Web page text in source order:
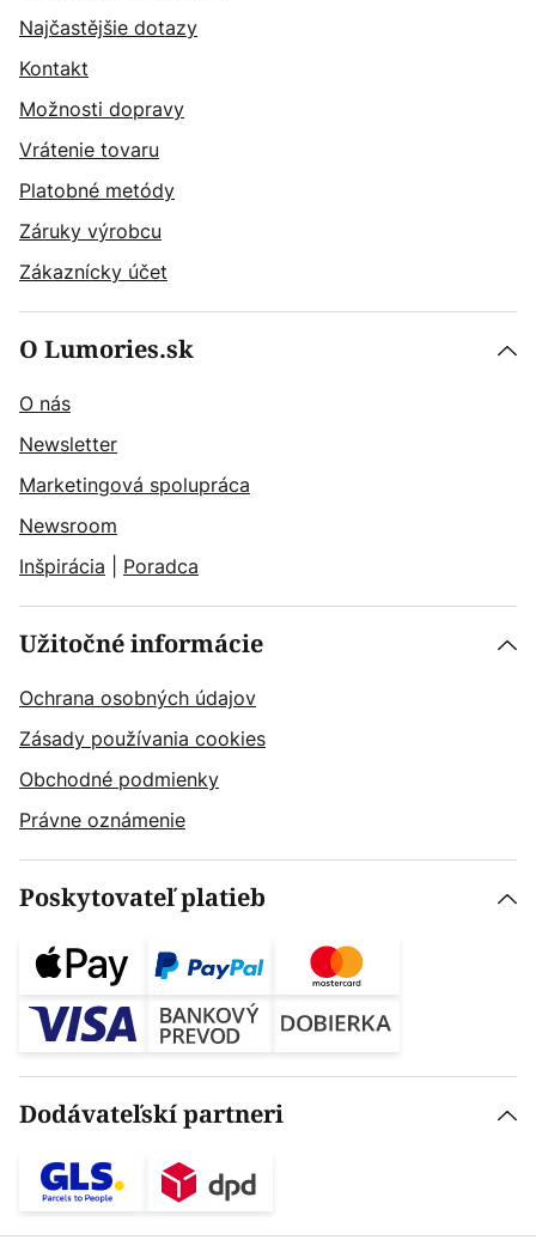
Najčastějšie dotazy
Kontakt
Možnosti dopravy
Vrátenie tovaru
Platobné metódy
Záruky výrobcu
Zákaznícky účet
O Lumories.sk
O nás
Newsletter
Marketingová spolupráca
Newsroom
Inšpirácia
Poradca
Užitočné informácie
Ochrana osobných údajov
Zásady používania cookies
Obchodné podmienky
Právne oznámenie
Poskytovateľ platieb
Dodávateľskí partneri